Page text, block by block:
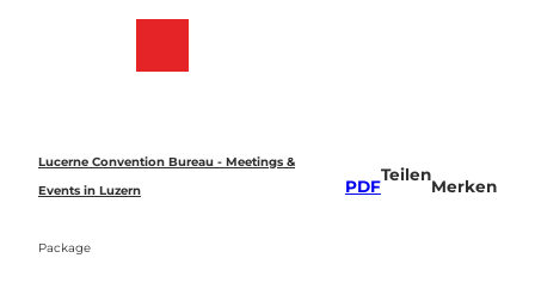
Lucerne Convention Bureau - Meetings &
Events in Luzern
Package
PDF
Teilen
Merken